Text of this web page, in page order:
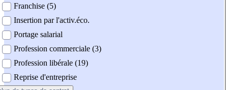
Franchise (5)
Insertion par l'activ.éco.
Portage salarial
Profession commerciale (3)
Profession libérale (19)
Reprise d'entreprise